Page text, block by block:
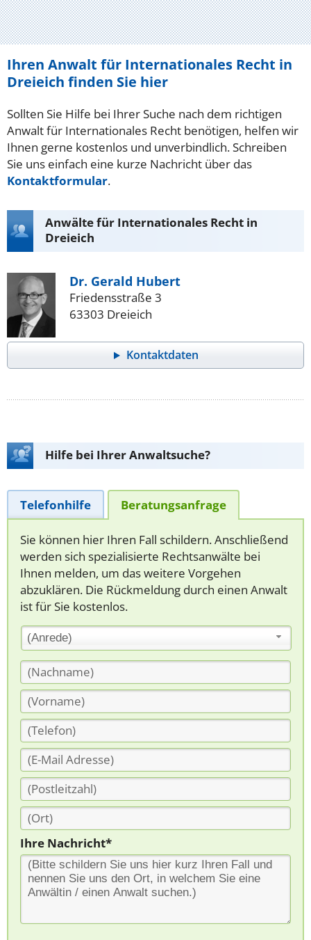
Ihren Anwalt für Internationales Recht in
Dreieich finden Sie hier
Sollten Sie Hilfe bei Ihrer Suche nach dem richtigen
Anwalt für Internationales Recht benötigen, helfen wir
Ihnen gerne kostenlos und unverbindlich. Schreiben
Sie uns einfach eine kurze Nachricht über das
Kontaktformular.
Anwälte für Internationales Recht in
Dreieich
Dr. Gerald Hubert
Friedensstraße 3
63303 Dreieich
Kontaktdaten
Hilfe bei Ihrer Anwaltsuche?
Telefonhilfe Beratungsanfrage
Sie können hier Ihren Fall schildern. Anschließend
werden sich spezialisierte Rechtsanwälte bei
Ihnen melden, um das weitere Vorgehen
abzuklären. Die Rückmeldung durch einen Anwalt
ist für Sie kostenlos.
(Anrede)
Ihre Nachricht*